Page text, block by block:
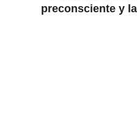
preconsciente y